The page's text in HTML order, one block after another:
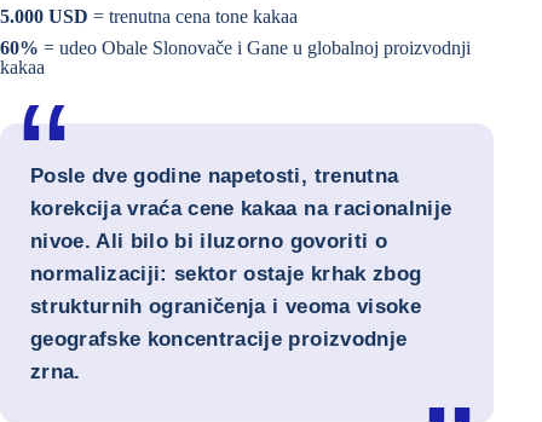
5.000 USD = trenutna cena tone kakaa
60% = udeo Obale Slonovače i Gane u globalnoj proizvodnji
kakaa
Posle dve godine napetosti, trenutna
korekcija vraća cene kakaa na racionalnije
nivoe. Ali bilo bi iluzorno govoriti o
normalizaciji: sektor ostaje krhak zbog
strukturnih ograničenja i veoma visoke
geografske koncentracije proizvodnje
zrna.